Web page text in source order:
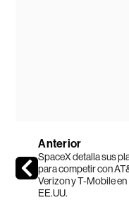
Anterior
SpaceX detalla sus
para competir con
Verizon y T-Mobile en
EE.UU.